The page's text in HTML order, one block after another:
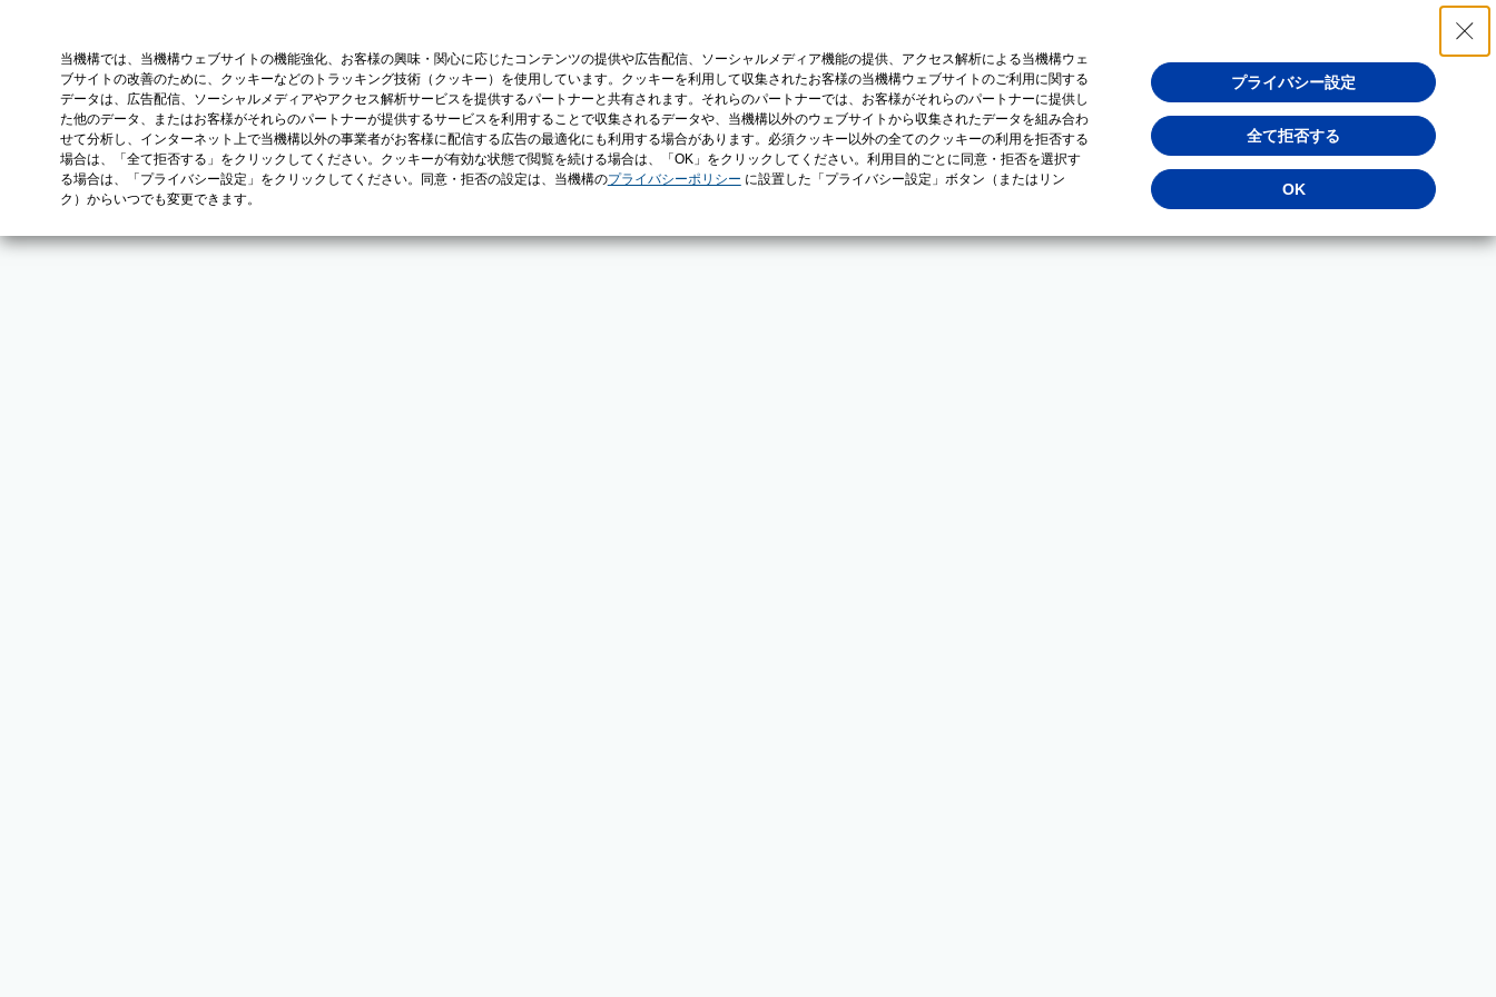
当機構では、当機構ウェブサイトの機能強化、お客様の興味・関心に応じたコンテンツの提供や広告配信、ソーシャルメディア機能の提供、アクセス解析による当機構ウェ
ブサイトの改善のために、クッキーなどのトラッキング技術（クッキー）を使用しています。クッキーを利用して収集されたお客様の当機構ウェブサイトのご利用に関する
データは、広告配信、ソーシャルメディアやアクセス解析サービスを提供するパートナーと共有されます。それらのパートナーでは、お客様がそれらのパートナーに提供し
た他のデータ、またはお客様がそれらのパートナーが提供するサービスを利用することで収集されるデータや、当機構以外のウェブサイトから収集されたデータを組み合わ
せて分析し、インターネット上で当機構以外の事業者がお客様に配信する広告の最適化にも利用する場合があります。必須クッキー以外の全てのクッキーの利用を拒否する
場合は、「全て拒否する」をクリックしてください。クッキーが有効な状態で閲覧を続ける場合は、「OK」をクリックしてください。利用目的ごとに同意・拒否を選択す
る場合は、「プライバシー設定」をクリックしてください。同意・拒否の設定は、当機構のプライバシーポリシー に設置した「プライバシー設定」ボタン（またはリン
ク）からいつでも変更できます。
プライバシー設定
全て拒否する
OK